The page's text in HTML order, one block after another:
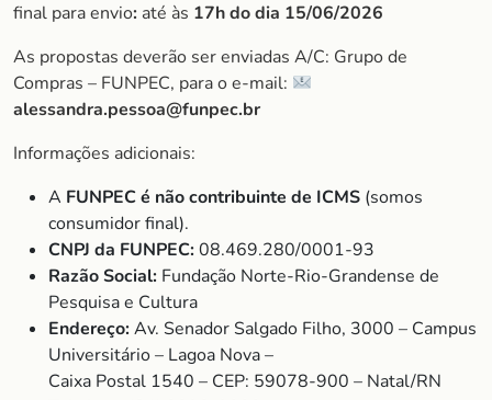
final para envio: até às 17h do dia 15/06/2026
As propostas deverão ser enviadas A/C: Grupo de
Compras – FUNPEC, para o e-mail:
alessandra.pessoa@funpec.br
Informações adicionais:
A FUNPEC é não contribuinte de ICMS (somos
consumidor final).
CNPJ da FUNPEC:08.469.280/0001-93
Razão Social: Fundação Norte-Rio-Grandense de
Pesquisa e Cultura
Endereço:Av. Senador Salgado Filho, 3000 – Campus
Universitário – Lagoa Nova –
Caixa Postal 1540 – CEP: 59078-900 – Natal/RN